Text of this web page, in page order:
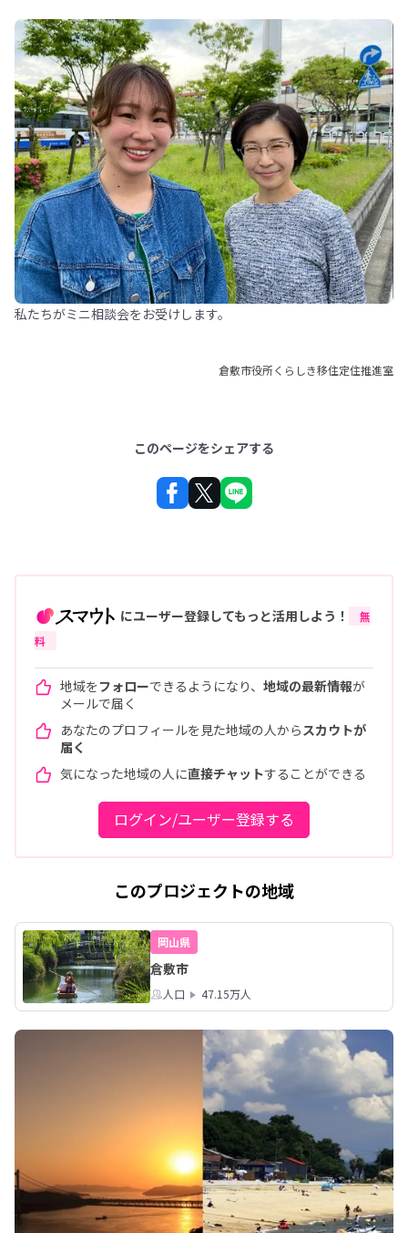
私たちがミニ相談会をお受けします。
倉敷市役所くらしき移住定住推進室
このページをシェアする
にユーザー登録してもっと活用しよう！
無
料
地域をフォローできるようになり、 地域の最新情報が
メールで届く
あなたのプロフィールを見た地域の人から スカウトが
届く
気になった地域の人に直接チャットすることができる
ログイン/ユーザー登録する
このプロジェクトの地域
岡山県
倉敷市
人口 47.15万人